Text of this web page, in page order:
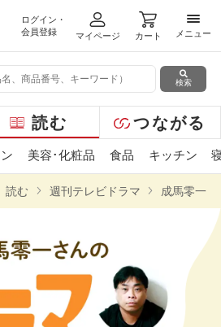
ログイン・
会員登録
マイページ カート
メニ
メニュー
検索
読む つながる
美容･化粧品 食品 キッチン
読む 週刊テレビドラマ 成馬零一